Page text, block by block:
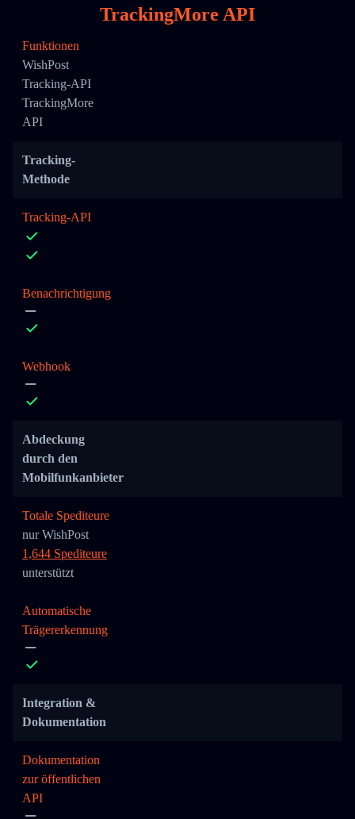
TrackingMore API
Funktionen
WishPost
Tracking-API
TrackingMore
API
Tracking-
Methode
Tracking-API
Benachrichtigung
Webhook
Abdeckung
durch den
Mobilfunkanbieter
Totale Spediteure
nur WishPost
1,644 Spediteure
unterstützt
Automatische
Trägererkennung
Integration &
Dokumentation
Dokumentation
zur öffentlichen
API